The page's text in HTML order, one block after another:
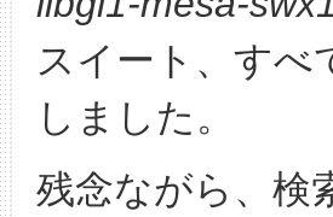
スイート、すべ
しました。
残念ながら、検